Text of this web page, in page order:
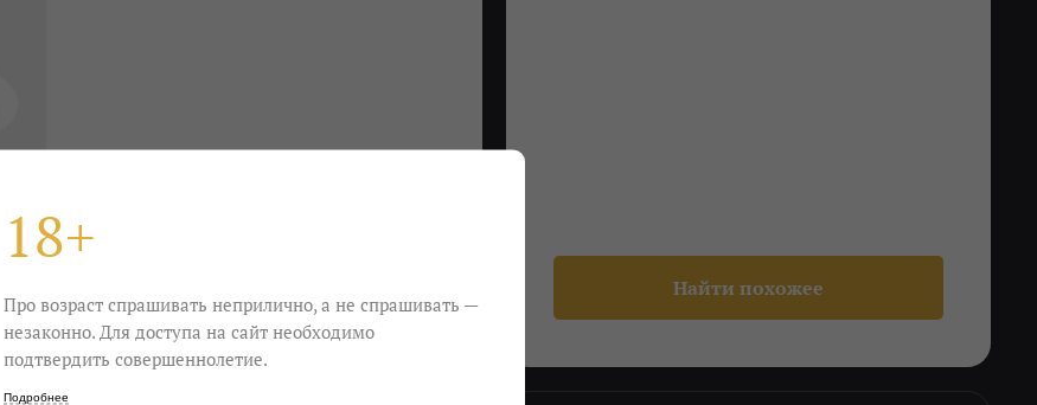
Найти похожее
18+
Про возраст спрашивать неприлично, а не спрашивать —
незаконно. Для доступа на сайт необходимо
подтвердить совершеннолетие.
Подробнее